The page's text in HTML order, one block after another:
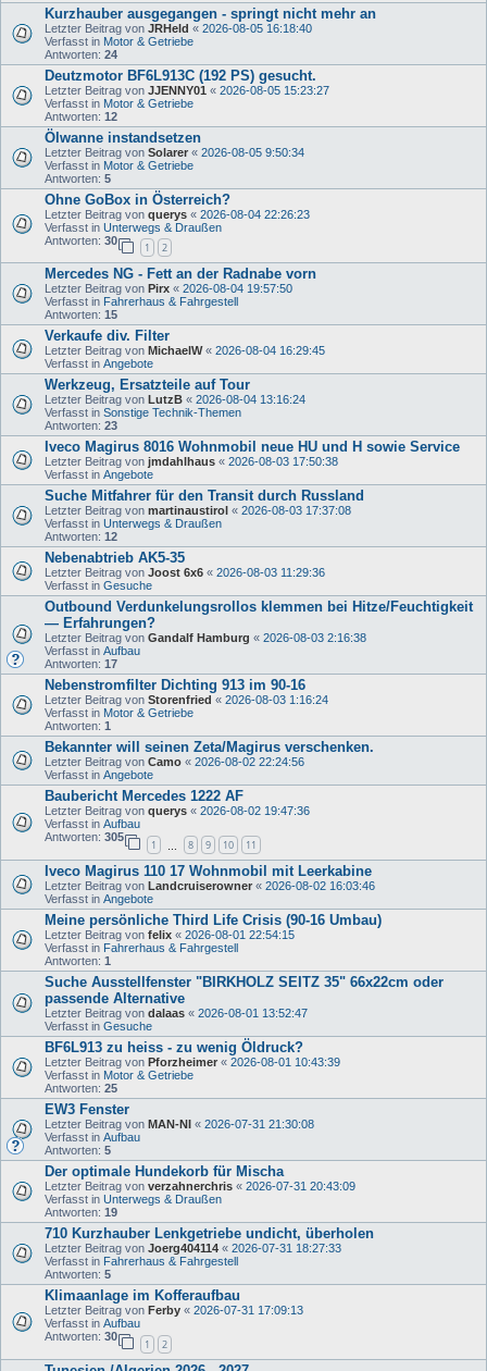
Kurzhauber ausgegangen - springt nicht mehr an
Letzter Beitrag von JRHeld « 2026-08-05 16:18:40
Verfasst in Motor & Getriebe
Antworten: 24
Deutzmotor BF6L913C (192 PS) gesucht.
Letzter Beitrag von JJENNY01 « 2026-08-05 15:23:27
Verfasst in Motor & Getriebe
Antworten: 12
Ölwanne instandsetzen
Letzter Beitrag von Solarer « 2026-08-05 9:50:34
Verfasst in Motor & Getriebe
Antworten: 5
Ohne GoBox in Österreich?
Letzter Beitrag von querys « 2026-08-04 22:26:23
Verfasst in Unterwegs & Draußen
Antworten: 30
1 2
Mercedes NG - Fett an der Radnabe vorn
Letzter Beitrag von Pirx « 2026-08-04 19:57:50
Verfasst in Fahrerhaus & Fahrgestell
Antworten: 15
Verkaufe div. Filter
Letzter Beitrag von MichaelW« 2026-08-04 16:29:45
Verfasst in Angebote
Werkzeug, Ersatzteile auf Tour
Letzter Beitrag von LutzB « 2026-08-04 13:16:24
Verfasst in Sonstige Technik-Themen
Antworten: 23
Iveco Magirus 8016 Wohnmobil neue HU und H sowie Service
Letzter Beitrag von jmdahlhaus « 2026-08-03 17:50:38
Verfasst in Angebote
Suche Mitfahrer für den Transit durch Russland
Letzter Beitrag von martinaustirol « 2026-08-03 17:37:08
Verfasst in Unterwegs & Draußen
Antworten: 12
Nebenabtrieb AK5-35
Letzter Beitrag von Joost 6x6 « 2026-08-03 11:29:36
Verfasst in Gesuche
Outbound Verdunkelungsrollos klemmen bei Hitze/Feuchtigkeit
— Erfahrungen?
Letzter Beitrag von Gandalf Hamburg « 2026-08-03 2:16:38
Verfasst in Aufbau
Antworten: 17
Nebenstromfilter Dichting 913 im 90-16
Letzter Beitrag von Storenfried « 2026-08-03 1:16:24
Verfasst in Motor & Getriebe
Antworten: 1
Bekannter will seinen Zeta/Magirus verschenken.
Letzter Beitrag von Camo « 2026-08-02 22:24:56
Verfasst in Angebote
Baubericht Mercedes 1222 AF
Letzter Beitrag von querys « 2026-08-02 19:47:36
Verfasst in Aufbau
Antworten: 305
1 8 9 10 11
Iveco Magirus 110 17 Wohnmobil mit Leerkabine
Letzter Beitrag von Landcruiserowner « 2026-08-02 16:03:46
Verfasst in Angebote
Meine persönliche Third Life Crisis (90-16 Umbau)
Letzter Beitrag von felix « 2026-08-01 22:54:15
Verfasst in Fahrerhaus & Fahrgestell
Antworten: 1
Suche Ausstellfenster "BIRKHOLZ SEITZ 35" 66x22cm oder
passende Alternative
Letzter Beitrag von dalaas « 2026-08-01 13:52:47
Verfasst in Gesuche
BF6L913 zu heiss - zu wenig Öldruck?
Letzter Beitrag von Pforzheimer « 2026-08-01 10:43:39
Verfasst in Motor & Getriebe
Antworten: 25
EW3 Fenster
Letzter Beitrag von MAN-NI « 2026-07-31 21:30:08
Verfasst in Aufbau
Antworten: 5
Der optimale Hundekorb für Mischa
Letzter Beitrag von verzahnerchris « 2026-07-31 20:43:09
Verfasst in Unterwegs & Draußen
Antworten: 19
710 Kurzhauber Lenkgetriebe undicht, überholen
Letzter Beitrag von Joerg404114 « 2026-07-31 18:27:33
Verfasst in Fahrerhaus & Fahrgestell
Antworten: 5
Klimaanlage im Kofferaufbau
Letzter Beitrag von Ferby « 2026-07-31 17:09:13
Verfasst in Aufbau
Antworten: 30
1 2